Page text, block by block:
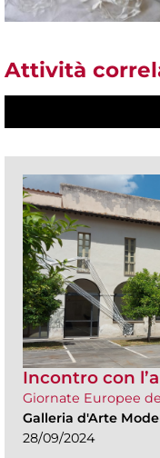
Attività
Incontro con
Giornate Europee
Galleria d'Arte
28/09/2024